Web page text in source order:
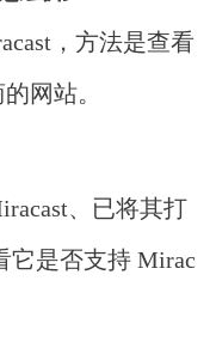
，方法是查看
网站。
、已将其打
它是否支持 Mirac